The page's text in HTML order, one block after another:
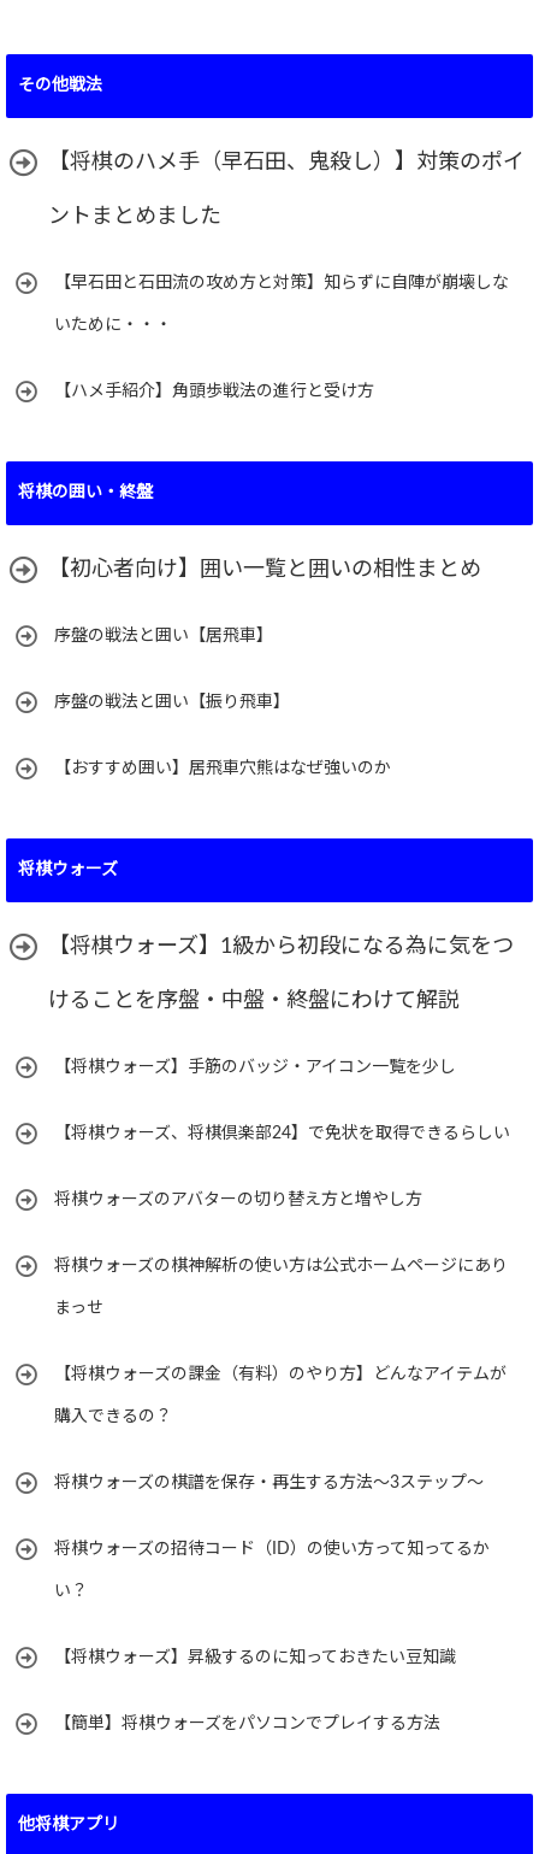
その他戦法
【将棋のハメ手（早石田、鬼殺し）】対策のポイ
ントまとめました
【早石田と石田流の攻め方と対策】知らずに自陣が崩壊しな
いために・・・
【ハメ手紹介】角頭歩戦法の進行と受け方
将棋の囲い・終盤
【初心者向け】囲い一覧と囲いの相性まとめ
序盤の戦法と囲い【居飛車】
序盤の戦法と囲い【振り飛車】
【おすすめ囲い】居飛車穴熊はなぜ強いのか
将棋ウォーズ
【将棋ウォーズ】1級から初段になる為に気をつ
けることを序盤・中盤・終盤にわけて解説
【将棋ウォーズ】手筋のバッジ・アイコン一覧を少し
【将棋ウォーズ、将棋倶楽部24】で免状を取得できるらしい
将棋ウォーズのアバターの切り替え方と増やし方
将棋ウォーズの棋神解析の使い方は公式ホームページにあり
まっせ
【将棋ウォーズの課金（有料）のやり方】どんなアイテムが
購入できるの？
将棋ウォーズの棋譜を保存・再生する方法～3ステップ～
将棋ウォーズの招待コード（ID）の使い方って知ってるか
い？
【将棋ウォーズ】昇級するのに知っておきたい豆知識
【簡単】将棋ウォーズをパソコンでプレイする方法
他将棋アプリ